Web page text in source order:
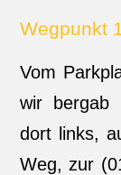
Wegpunkt
Vom
wir bergab
dort links,
Weg, zur